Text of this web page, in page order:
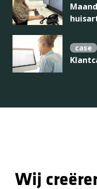
case
Wij